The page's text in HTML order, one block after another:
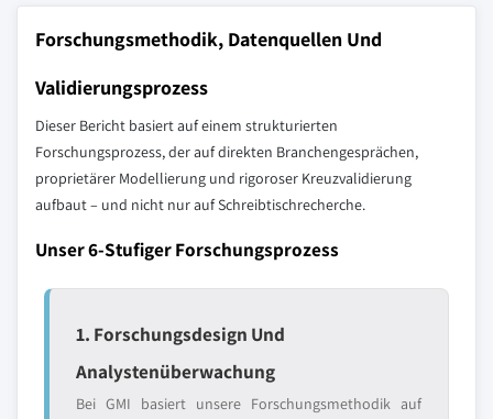
Forschungsmethodik, Datenquellen Und
Validierungsprozess
Dieser Bericht basiert auf einem strukturierten
Forschungsprozess, der auf direkten Branchengesprächen,
proprietärer Modellierung und rigoroser Kreuzvalidierung
aufbaut – und nicht nur auf Schreibtischrecherche.
Unser 6-Stufiger Forschungsprozess
1. Forschungsdesign Und
Analystenüberwachung
Bei GMI basiert unsere Forschungsmethodik auf